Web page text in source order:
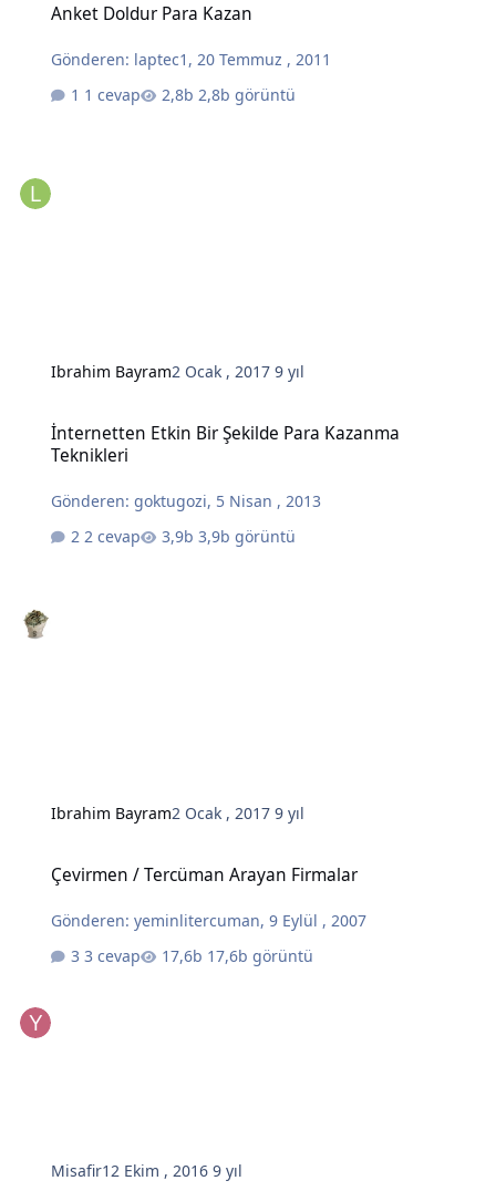
Anket Doldur Para Kazan
Gönderen: laptec1 ,20 Temmuz , 2011
1 cevap
2,8b görüntü
Ibrahim Bayram2 Ocak , 20179 yıl
İnternetten Etkin Bir Şekilde Para Kazanma
Teknikleri
Gönderen:goktugozi, 5 Nisan , 2013
2 cevap
3,9b görüntü
Ibrahim Bayram2 Ocak , 20179 yıl
Çevirmen / Tercüman Arayan Firmalar
Gönderen:yeminlitercuman,9 Eylül , 2007
3 cevap
17,6b görüntü
Misafir12 Ekim , 20169 yıl